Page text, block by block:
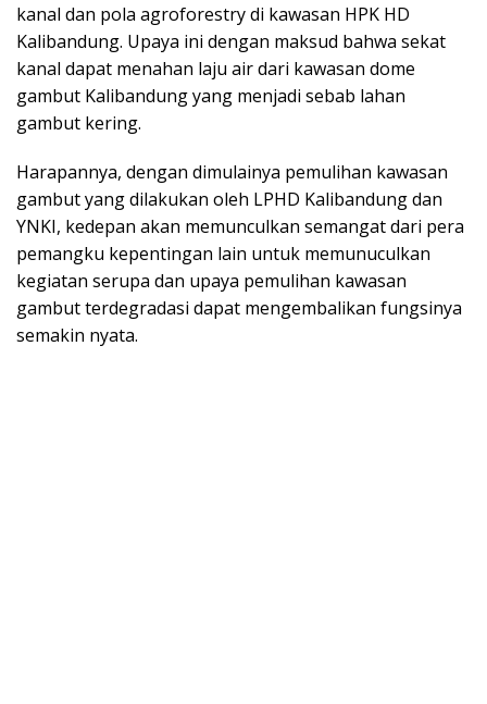
kanal dan pola agroforestry di kawasan HPK HD
Kalibandung. Upaya ini dengan maksud bahwa sekat
kanal dapat menahan laju air dari kawasan dome
gambut Kalibandung yang menjadi sebab lahan
gambut kering.
Harapannya, dengan dimulainya pemulihan kawasan
gambut yang dilakukan oleh LPHD Kalibandung dan
YNKI, kedepan akan memunculkan semangat dari pera
pemangku kepentingan lain untuk memunuculkan
kegiatan serupa dan upaya pemulihan kawasan
gambut terdegradasi dapat mengembalikan fungsinya
semakin nyata.